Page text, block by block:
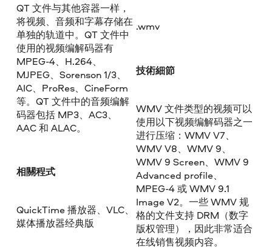
QT 文件与其他容器一样，
将视频、音频和字幕存储在
单独的轨道中。QT 文件中
使用的视频编解码器有
MPEG-4、H.264、
MJPEG、Sorenson 1/3、
AIC、ProRes、CineForm
等。QT 文件中的音频编解
码器包括 MP3、AC3、
AAC 和 ALAC。
相關程式
QuickTime 播放器、VLC、
媒体播放器经典版
.wmv
技術細節
WMV 文件类型的视频可以
使用以下视频编解码器之一
进行压缩：WMV V7、
WMV V8、WMV 9、
WMV 9 Screen、WMV 9
Advanced profile、
MPEG-4 或 WMV 9.1
Image V2。一些 WMV 规
格的文件支持 DRM（数字
版权管理），因此非常适合
在线销售视频内容。